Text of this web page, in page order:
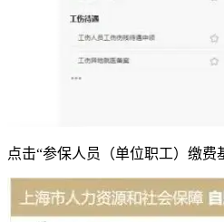
点击“参保人员（单位职工）缴费